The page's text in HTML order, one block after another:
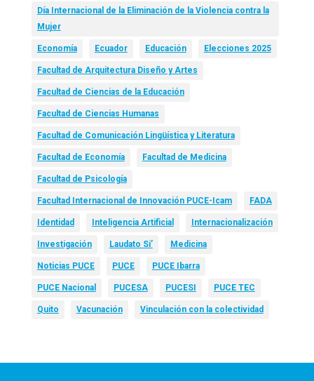
Día Internacional de la Eliminación de la Violencia contra la
Mujer
Economía Ecuador Educación Elecciones 2025
Facultad de Arquitectura Diseño y Artes
Facultad de Ciencias de la Educación
Facultad de Ciencias Humanas
Facultad de Comunicación Lingüística y Literatura
Facultad de Economía Facultad de Medicina
Facultad de Psicología
Facultad Internacional de Innovación PUCE-Icam FADA
Identidad Inteligencia Artificial Internacionalización
Investigación Laudato Si’ Medicina
Noticias PUCE PUCE PUCE Ibarra
PUCE Nacional PUCESA PUCESI PUCE TEC
Quito Vacunación Vinculación con la colectividad